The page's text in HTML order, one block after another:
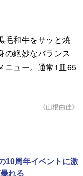
毛和牛をサッと焼
の絶妙なバランス
ニュー。通常1皿65
《山根由佳》
10周年イベントに激
れる